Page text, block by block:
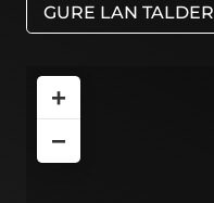
GURE LAN
+
−